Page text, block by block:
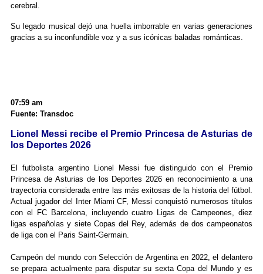
cerebral.
Su legado musical dejó una huella imborrable en varias generaciones
gracias a su inconfundible voz y a sus icónicas baladas románticas.
07:59 am
Fuente: Transdoc
Lionel Messi recibe el Premio Princesa de Asturias de
los Deportes 2026
El futbolista argentino Lionel Messi fue distinguido con el Premio
Princesa de Asturias de los Deportes 2026 en reconocimiento a una
trayectoria considerada entre las más exitosas de la historia del fútbol.
Actual jugador del Inter Miami CF, Messi conquistó numerosos títulos
con el FC Barcelona, incluyendo cuatro Ligas de Campeones, diez
ligas españolas y siete Copas del Rey, además de dos campeonatos
de liga con el Paris Saint-Germain.
Campeón del mundo con Selección de Argentina en 2022, el delantero
se prepara actualmente para disputar su sexta Copa del Mundo y es